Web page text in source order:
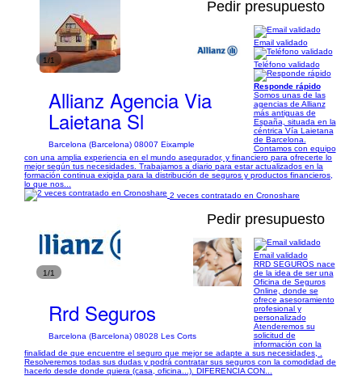
1/1
Pedir presupuesto
Allianz Agencia Via
Laietana Sl
Barcelona (Barcelona) 08007 Eixample
Email validado
Teléfono validado
Responde rápido
Somos unas de las
agencias de Allianz
más antiguas de
España, situada en la
céntrica Vía Laietana
de Barcelona.
Contamos con equipo
con una amplia experiencia en el mundo asegurador, y financiero para ofrecerte lo
mejor según tus necesidades. Trabajamos a diario para estar actualizados en la
formación continua exigida para la distribución de seguros y productos financieros,
lo que nos...
2 veces contratado en Cronoshare
1/1
Pedir presupuesto
Rrd Seguros
Barcelona (Barcelona) 08028 Les Corts
Email validado
RRD SEGUROS nace
de la idea de ser una
Oficina de Seguros
Online, donde se
ofrece asesoramiento
profesional y
personalizado
Atenderemos su
solicitud de
información con la
finalidad de que encuentre el seguro que mejor se adapte a sus necesidades, .
Resolveremos todas sus dudas y podrá contratar sus seguros con la comodidad de
hacerlo desde donde quiera (casa, oficina...). DIFERENCIA CON...